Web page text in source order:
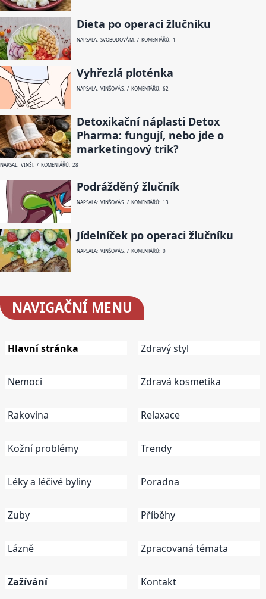
Dieta po operaci žlučníku
NAPSALA: SVOBODOVÁ M. / KOMENTÁŘŮ: 1
Vyhřezlá ploténka
NAPSALA: VINŠOVÁ S. / KOMENTÁŘŮ: 62
Detoxikační náplasti Detox
Pharma: fungují, nebo jde o
marketingový trik?
NAPSAL: VINŠ J. / KOMENTÁŘŮ: 28
Podrážděný žlučník
NAPSALA: VINŠOVÁ S. / KOMENTÁŘŮ: 13
Jídelníček po operaci žlučníku
NAPSALA: VINŠOVÁ S. / KOMENTÁŘŮ: 0
NAVIGAČNÍ MENU
Hlavní stránka
Nemoci
Rakovina
Kožní problémy
Léky a léčivé byliny
Zuby
Lázně
Zažívání
Zdravý styl
Zdravá kosmetika
Relaxace
Trendy
Poradna
Příběhy
Zpracovaná témata
Kontakt